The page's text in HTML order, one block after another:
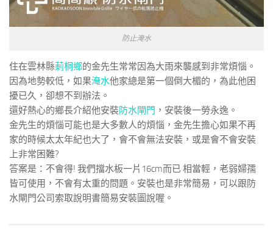
防止淹水
住在雲林縣莿桐鄉的金先生常常因為大雨來襲感到非常煩惱。
因為地勢較低，如果淹水他家總是第一個倒大楣的，為此他困
擾已久，卻想不到辦法。
還好熱心的鄉長介紹他安裝防水閘門 ，安裝後一勞永逸。
金先生的煩惱可能也是大多數人的煩惱，金先生擔心如果不再
家的時候太太年紀也大了，會不會無法安裝，或是會不會安裝
上非常困難?
答案是：不會得! 我們擋水板一片16cm而已 相當輕，老弱婦孺
皆可使用，不會有太重的問題。安裝也是非常簡易，可以跟防
水閘門公司索取說明書簡易安裝圖說喔。